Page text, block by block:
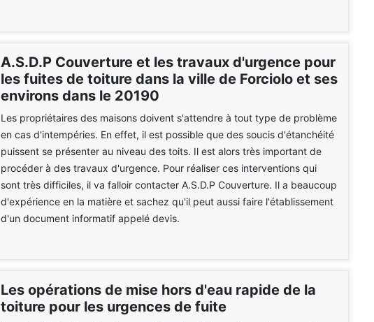
A.S.D.P Couverture et les travaux d'urgence pour
les fuites de toiture dans la ville de Forciolo et ses
environs dans le 20190
Les propriétaires des maisons doivent s'attendre à tout type de problème
en cas d'intempéries. En effet, il est possible que des soucis d'étanchéité
puissent se présenter au niveau des toits. Il est alors très important de
procéder à des travaux d'urgence. Pour réaliser ces interventions qui
sont très difficiles, il va falloir contacter A.S.D.P Couverture. Il a beaucoup
d'expérience en la matière et sachez qu'il peut aussi faire l'établissement
d'un document informatif appelé devis.
Les opérations de mise hors d'eau rapide de la
toiture pour les urgences de fuite